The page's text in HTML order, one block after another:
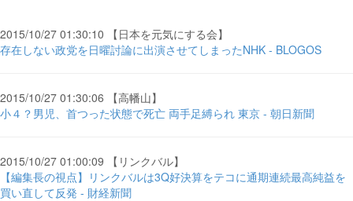
2015/10/27 01:30:10 【日本を元気にする会】
存在しない政党を日曜討論に出演させてしまったNHK - BLOGOS
2015/10/27 01:30:06 【高幡山】
小４？男児、首つった状態で死亡 両手足縛られ 東京 - 朝日新聞
2015/10/27 01:00:09 【リンクバル】
【編集長の視点】リンクバルは3Q好決算をテコに通期連続最高純益を
買い直して反発 - 財経新聞